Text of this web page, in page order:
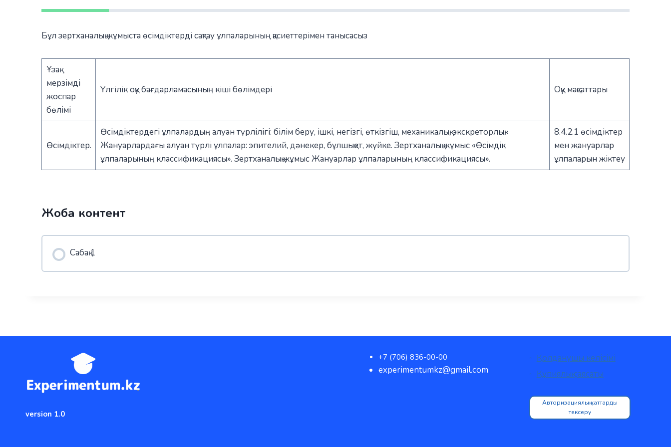
Бұл зертханалық жұмыста өсімдіктерді сақтау ұлпаларының қасиеттерімен танысасыз
Ұзақ
мерзімді
жоспар
бөлімі
Үлгілік оқу бағдарламасының кіші бөлімдері Оқу мақсаттары
Өсімдіктер.
Өсімдіктердегі ұлпалардың алуан түрлілігі: білім беру, ішкі, негізгі, өткізгіш, механикалық, экскреторлық.
Жануарлардағы алуан түрлі ұлпалар: эпителий, дәнекер, бұлшықет, жүйке. Зертханалық жұмыс «Өсімдік
ұлпаларының классификациясы». Зертханалық жұмыс Жануарлар ұлпаларының классификациясы».
8.4.2.1 өсімдіктер
мен жануарлар
ұлпаларын жіктеу
Жоба контент
Сабақ 1
version 1.0
+7 (706) 836-00-00
experimentumkz@gmail.com
Қолданушы келісімі
Құпиялық саясаты
Авторизациялық хаттарды
тексеру